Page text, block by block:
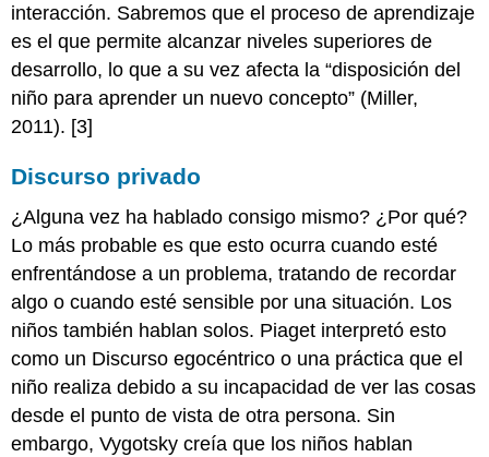
interacción. Sabremos que el proceso de aprendizaje
es el que permite alcanzar niveles superiores de
desarrollo, lo que a su vez afecta la “disposición del
niño para aprender un nuevo concepto” (Miller,
2011). [3]
Discurso privado
¿Alguna vez ha hablado consigo mismo? ¿Por qué?
Lo más probable es que esto ocurra cuando esté
enfrentándose a un problema, tratando de recordar
algo o cuando esté sensible por una situación. Los
niños también hablan solos. Piaget interpretó esto
como un Discurso egocéntrico o una práctica que el
niño realiza debido a su incapacidad de ver las cosas
desde el punto de vista de otra persona. Sin
embargo, Vygotsky creía que los niños hablan